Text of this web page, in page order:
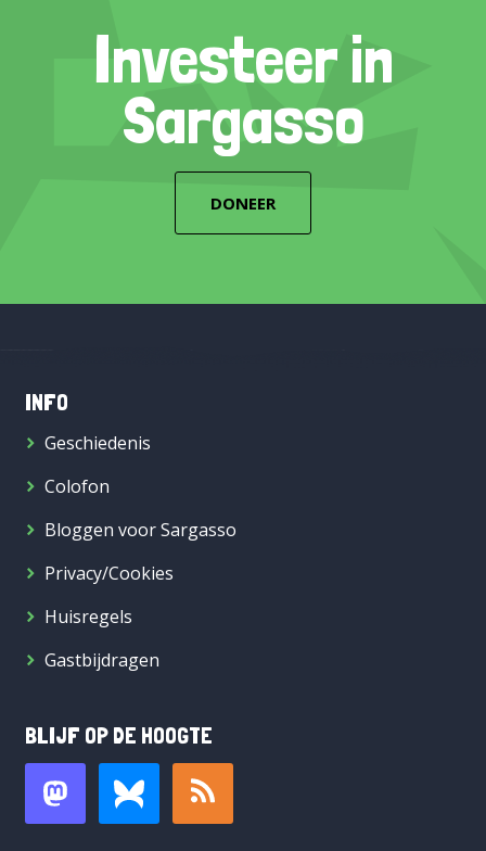
Investeer in
Sargasso
DONEER
INFO
Geschiedenis
Colofon
Bloggen voor Sargasso
Privacy/Cookies
Huisregels
Gastbijdragen
BLIJF OP DE HOOGTE